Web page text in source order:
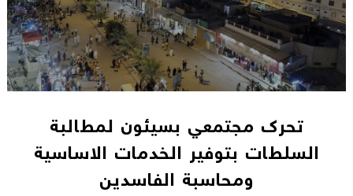
تحرك مجتمعي بسيئون لمطالبة
السلطات بتوفير الخدمات الاساسية
ومحاسبة الفاسدين